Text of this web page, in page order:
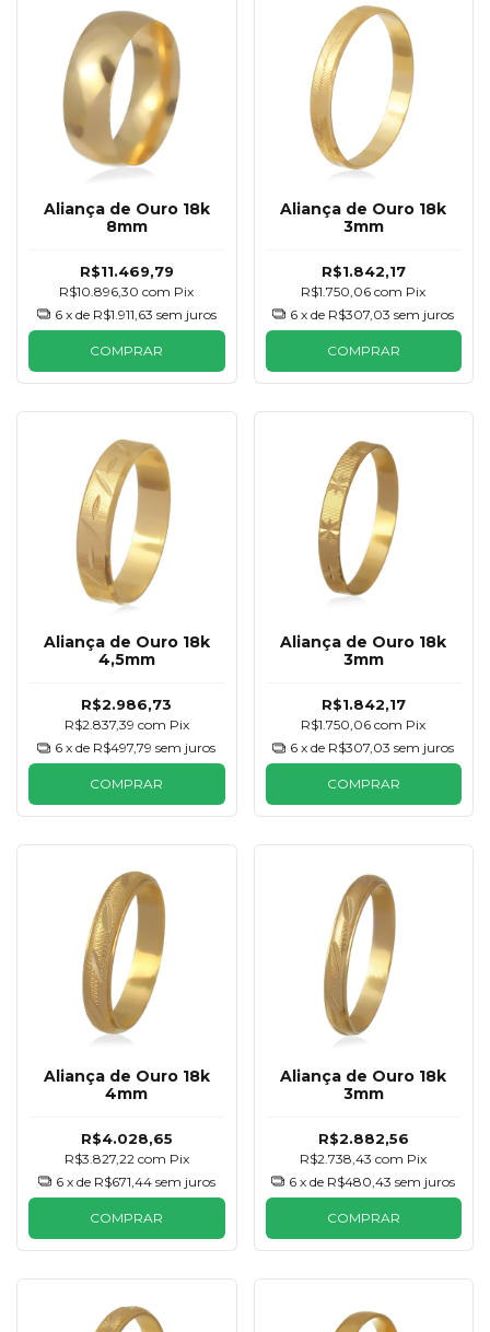
Aliança de Ouro 18k
8mm
R$11.469,79
R$10.896,30com Pix
6 x de R$1.911,63 sem juros
COMPRAR
Aliança de Ouro 18k
3mm
R$1.842,17
R$1.750,06com Pix
6 x de R$307,03 sem juros
COMPRAR
Aliança de Ouro 18k
4,5mm
R$2.986,73
R$2.837,39 com Pix
6 x de R$497,79 sem juros
COMPRAR
Aliança de Ouro 18k
3mm
R$1.842,17
R$1.750,06com Pix
6 x de R$307,03 sem juros
COMPRAR
Aliança de Ouro 18k
4mm
R$4.028,65
R$3.827,22 com Pix
6 x de R$671,44 sem juros
COMPRAR
Aliança de Ouro 18k
3mm
R$2.882,56
R$2.738,43com Pix
6 x de R$480,43 sem juros
COMPRAR